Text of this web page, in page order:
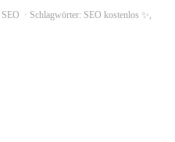
SEO Schlagwörter: SEO kostenlos ✨,